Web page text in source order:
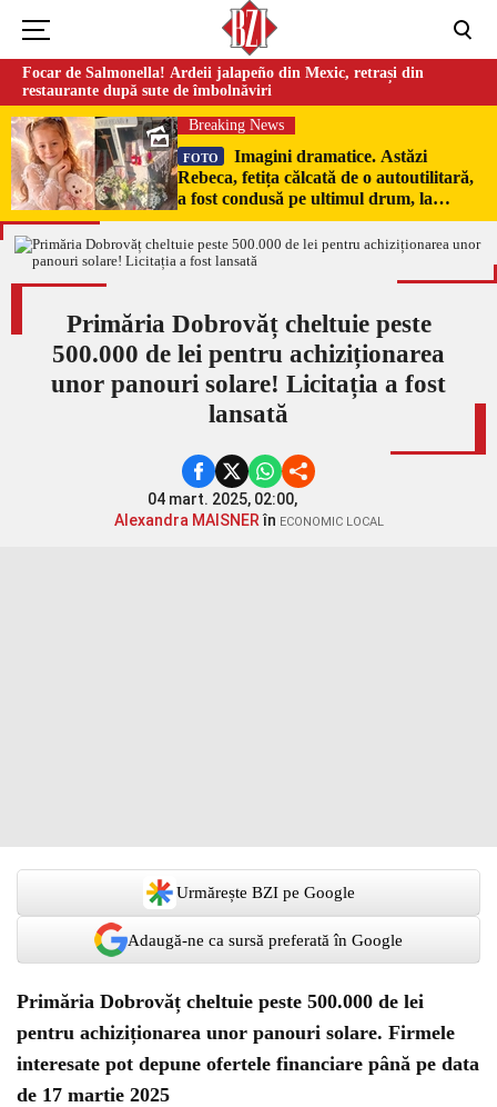
Focar de Salmonella! Ardeii jalapeño din Mexic, retrași din
restaurante după sute de îmbolnăviri
Breaking News
FOTO
Imagini dramatice. Astăzi
Rebeca, fetița călcată de o autoutilitară,
a fost condusă pe ultimul drum, la
Poduri. În sicriul alb al micuței au fost
puși pumni de bani și jucării –
EXCLUSIV
Primăria Dobrovăț cheltuie peste
500.000 de lei pentru achiziționarea
unor panouri solare! Licitația a fost
lansată
04 mart. 2025, 02:00,
Alexandra MAISNERîn ECONOMIC LOCAL
Urmărește BZI pe Google
Adaugă-ne ca sursă preferată în Google
Primăria Dobrovăț cheltuie peste 500.000 de lei
pentru achiziționarea unor panouri solare. Firmele
interesate pot depune ofertele financiare până pe data
de 17 martie 2025